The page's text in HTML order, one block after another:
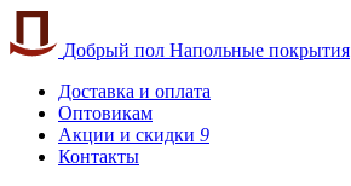
Добрый пол Напольные покрытия
Доставка и оплата
Оптовикам
Акции и скидки 9
Контакты